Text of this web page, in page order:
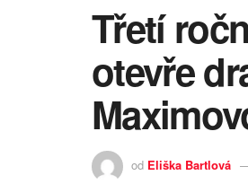
Třetí
otevře
od Eliška Bartlová